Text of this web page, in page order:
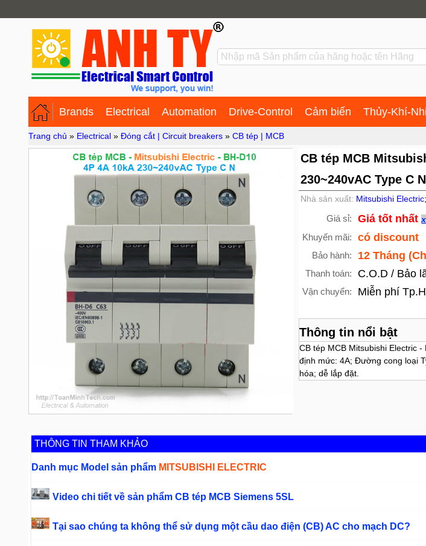
Brands Electrical Automation Drive-Control Cảm biến Thủy-Khí-
Trang chủ » Electrical » Đóng cắt | Circuit breakers » CB tép | MCB
CB tép MCB
230~240vAC Type C N
Nhà sản xuất: Mitsubishi Electric
Giá sỉ: Giá tốt nhất
Khuyến mãi: có discount
Bảo hành: 12 Tháng
Thanh toán: C.O.D / Bảo
Vận chuyển: Miễn phí
Thông tin nổi bật
CB tép MCB Mitsubishi Electric
định mức: 4A; Đường cong loại
hóa; dễ lắp đặt.
THÔNG TIN THAM KHẢO
Danh mục Model sản phẩm MITSUBISHI ELECTRIC
Video chi tiết về sản phẩm CB tép MCB Siemens 5SL
Tại sao chúng ta không thể sử dụng một cầu dao điện (CB) AC cho mạch DC?